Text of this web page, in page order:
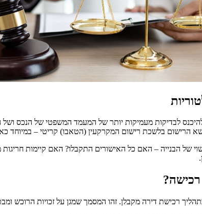
לבדיקות מעמיקות יותר של המעמד המשפטי של הנכס ושל
הרישום בלשכת רישום המקרקעין (הטאבו) קריטי – במיוחד
של הבנייה – האם כל האישורים התקבלו? האם קיימות
רכישה?
רכישת דירה מקבלן. זהו המסמך שמגן על זכויות הרוכש